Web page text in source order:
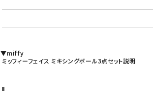
▼miffy
ミッフィーフェイス ミキシングボール3点セット説明